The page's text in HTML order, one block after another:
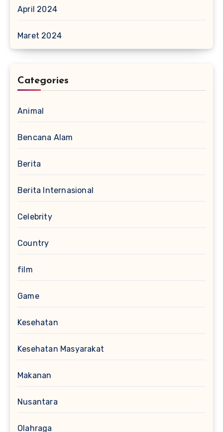
April 2024
Maret 2024
Categories
Animal
Bencana Alam
Berita
Berita Internasional
Celebrity
Country
film
Game
Kesehatan
Kesehatan Masyarakat
Makanan
Nusantara
Olahraga